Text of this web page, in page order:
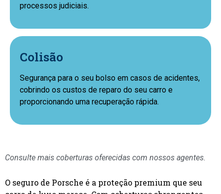
processos judiciais.
Colisão
Segurança para o seu bolso em casos de acidentes,
cobrindo os custos de reparo do seu carro e
proporcionando uma recuperação rápida.
Consulte mais coberturas oferecidas com nossos agentes.
O seguro de Porsche é a proteção premium que seu